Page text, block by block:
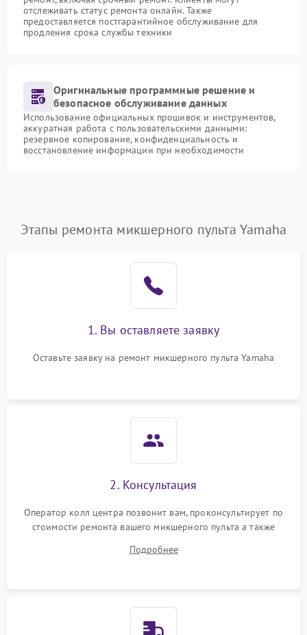
отслеживать статус ремонта онлайн. Также
предоставляется постгарантийное обслуживание для
продления срока службы техники
Оригинальные программные решение и
безопасное обслуживание данных
Использование официальных прошивок и инструментов,
аккуратная работа с пользовательскими данными:
резервное копирование, конфиденциальность и
восстановление информации при необходимости
Этапы ремонта микшерного пульта Yamaha
1. Вы оставляете заявку
Оставьте заявку на ремонт микшерного пульта Yamaha
2. Консультация
Оператор колл центра позвонит вам, проконсультирует по
стоимости ремонта вашего микшерного пульта а также
Подробнее